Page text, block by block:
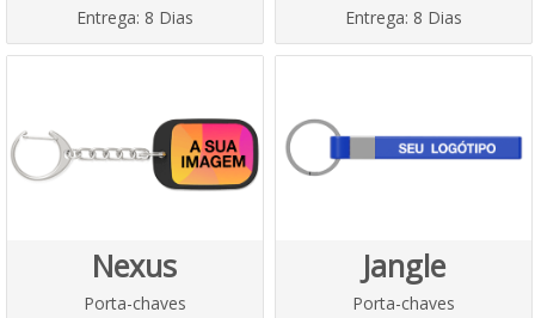
Entrega: 8 Dias Entrega: 8 Dias
Nexus
Porta-chaves
Jangle
Porta-chaves